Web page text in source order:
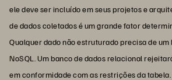
ele deve ser incluído em seus projetos e
de dados coletados é um grande fator
Qualquer dado não estruturado precisa de um
NoSQL. Um banco de dados relacional
em conformidade com as restrições da tabela.